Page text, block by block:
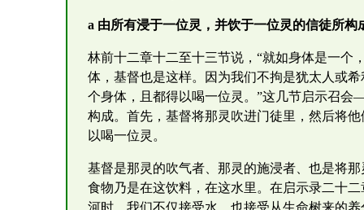
a 由所有浸于一位灵，并饮于一位灵的信徒所构
林前十二章十二至十三节说，“就如身体是一个
体，基督也是这样。因为我们不拘是犹太人或
个身体，且都得以喝一位灵。”这几节启示召
构成。首先，基督将那灵吹进门徒里，然后将
以喝一位灵。
基督是那灵的吹气者、那灵的施浸者、也是将
食物乃是在这饮料，在这水里。在启示录二十
河时，我们不仅接受水，也接受从生命树来的养